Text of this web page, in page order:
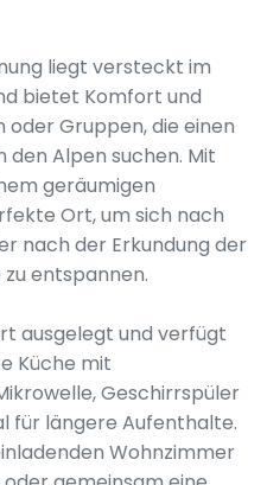
liegt versteckt im
bietet Komfort und
oder Gruppen, die einen
den Alpen suchen. Mit
geräumigen
Ort, um sich nach
nach der Erkundung der
entspannen.
ausgelegt und verfügt
Küche mit
Geschirrspüler
für längere Aufenthalte.
Wohnzimmer